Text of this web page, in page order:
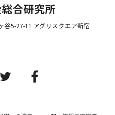
合研究所
谷5-27-11 アグリスクエア新宿